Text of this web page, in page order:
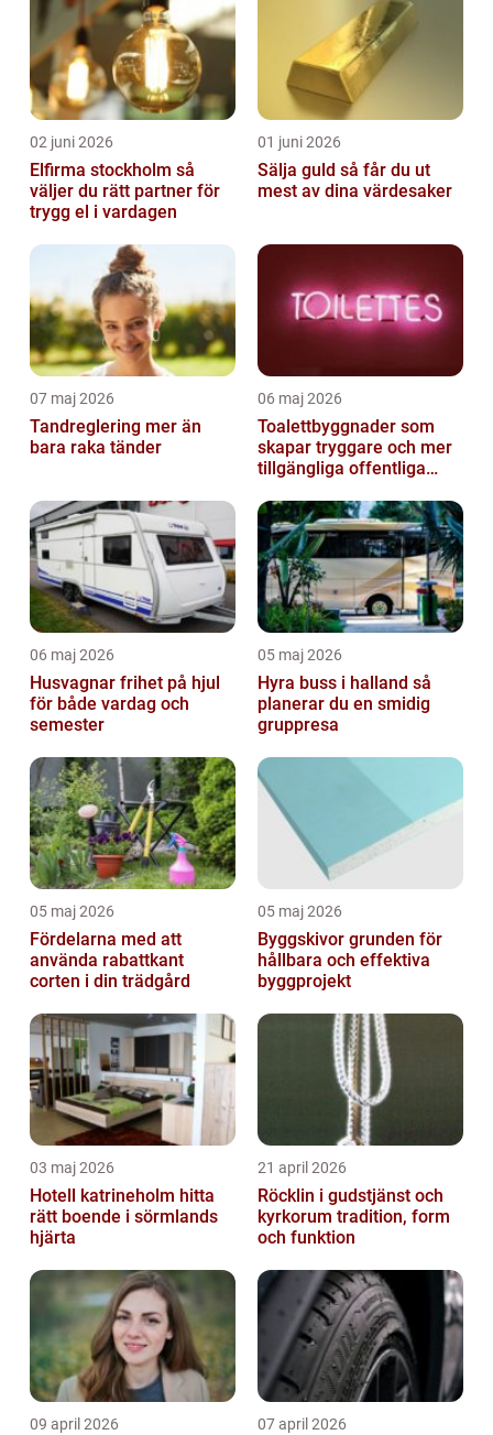
02 juni 2026
Elfirma stockholm så
väljer du rätt partner för
trygg el i vardagen
01 juni 2026
Sälja guld så får du ut
mest av dina värdesaker
07 maj 2026
Tandreglering mer än
bara raka tänder
06 maj 2026
Toalettbyggnader som
skapar tryggare och mer
tillgängliga offentliga
06 maj 2026
Husvagnar frihet på hjul
för både vardag och
semester
05 maj 2026
Hyra buss i halland så
planerar du en smidig
gruppresa
05 maj 2026
Fördelarna med att
använda rabattkant
corten i din trädgård
05 maj 2026
Byggskivor grunden för
hållbara och effektiva
byggprojekt
03 maj 2026
Hotell katrineholm hitta
rätt boende i sörmlands
hjärta
21 april 2026
Röcklin i gudstjänst och
kyrkorum tradition, form
och funktion
09 april 2026 07 april 2026